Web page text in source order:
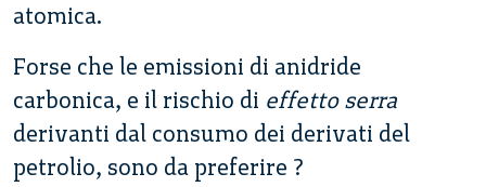
atomica.
Forse che le emissioni di anidride
carbonica, e il rischio di effetto serra
derivanti dal consumo dei derivati del
petrolio, sono da preferire ?